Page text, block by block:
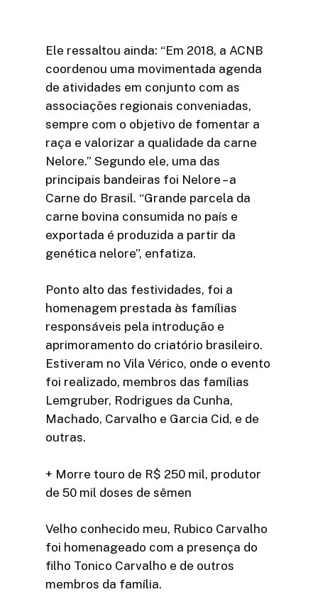
Ele ressaltou ainda: “Em 2018, a ACNB
coordenou uma movimentada agenda
de atividades em conjunto com as
associações regionais conveniadas,
sempre com o objetivo de fomentar a
raça e valorizar a qualidade da carne
Nelore.” Segundo ele, uma das
principais bandeiras foi Nelore – a
Carne do Brasil. “Grande parcela da
carne bovina consumida no país e
exportada é produzida a partir da
genética nelore”, enfatiza.
Ponto alto das festividades, foi a
homenagem prestada às famílias
responsáveis pela introdução e
aprimoramento do criatório brasileiro.
Estiveram no Vila Vérico, onde o evento
foi realizado, membros das famílias
Lemgruber, Rodrigues da Cunha,
Machado, Carvalho e Garcia Cid, e de
outras.
+ Morre touro de R$ 250 mil, produtor
de 50 mil doses de sêmen
Velho conhecido meu, Rubico Carvalho
foi homenageado com a presença do
filho Tonico Carvalho e de outros
membros da família.